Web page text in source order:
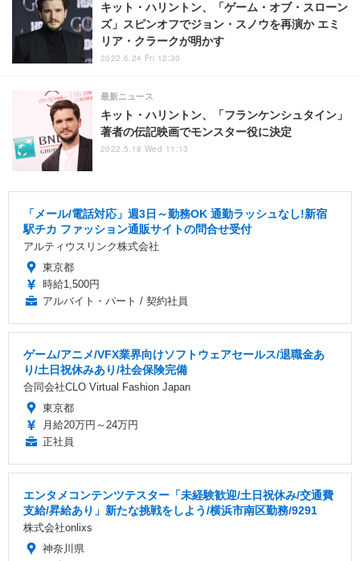
キット・ハリントン、「ゲーム・オブ・スローン
ズ」スピンオフでジョン・スノウを再演か エミ
リア・クラークが明かす
2022.6.24 Fri 12:30
キット・ハリントン、「フランケンシュタイン」
著者の伝記映画でモンスター役に決定
最新ニュース
2022.5.18 Wed 11:13
「メール/電話対応」週3日～勤務OK 通勤ラッシュなし!新宿
駅チカ ファッション通販サイトの問合せ受付
アルティウスリンク株式会社
東京都
時給1,500円
アルバイト・パート / 契約社員
ゲーム/アニメ/VFX業界向けソフトウェアセールス/退職金あ
り/土日祝休みあり/社会保険完備
合同会社CLO Virtual Fashion Japan
東京都
月給20万円～24万円
正社員
エンタメコンテンツテスター「未経験歓迎/土日祝休み/交通費
支給/昇給あり」新たな挑戦をしよう/横浜市南区勤務/9291
株式会社onlixs
神奈川県